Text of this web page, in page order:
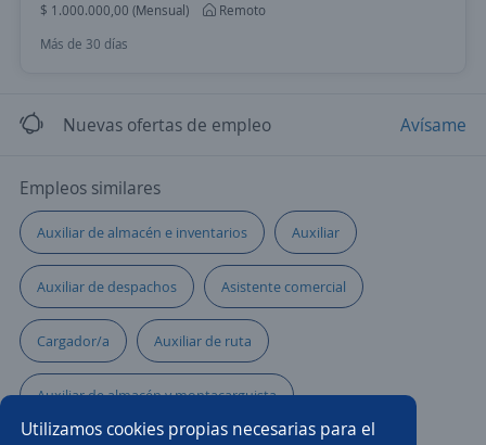
Utilizamos cookies propias necesarias para el
$ 1.000.000,00 (Mensual)
Remoto
Más de 30 días
Nuevas ofertas de empleo Avísame
Empleos similares
Auxiliar de almacén e inventarios Auxiliar
Auxiliar de despachos Asistente comercial
Cargador/a Auxiliar de ruta
Auxiliar de almacén y montacarguista